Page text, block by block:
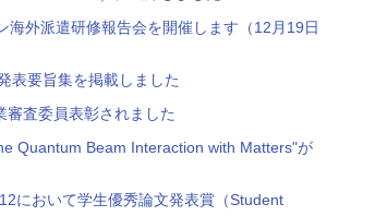
海外派遣研修報告会を開催します（12月19日
表要旨集を掲載しました
査委員表彰されました
Quantum Beam Interaction with Matters"が
において学生優秀論文発表賞（Student